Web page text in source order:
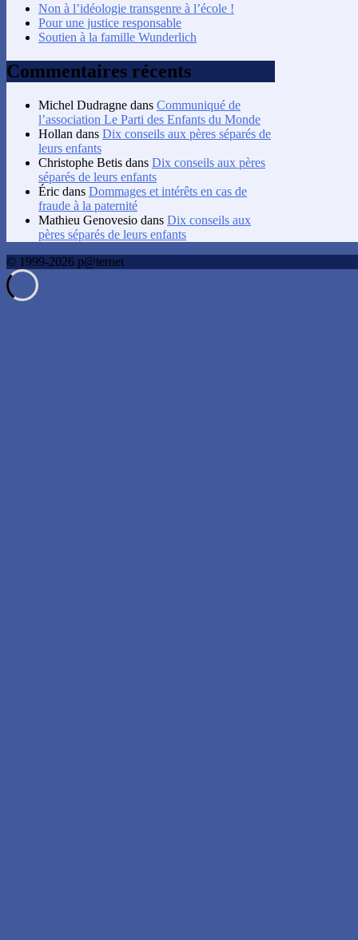
Non à l’idéologie transgenre à l’école !
Pour une justice responsable
Soutien à la famille Wunderlich
Commentaires récents
Michel Dudragne dans Communiqué de
l’association Le Parti des Enfants du Monde
Hollan dans Dix conseils aux pères séparés de
leurs enfants
Christophe Betis dans Dix conseils aux pères
séparés de leurs enfants
Éric dans Dommages et intérêts en cas de
fraude à la paternité
Mathieu Genovesio dans Dix conseils aux
pères séparés de leurs enfants
© 1999-2026 p@ternet